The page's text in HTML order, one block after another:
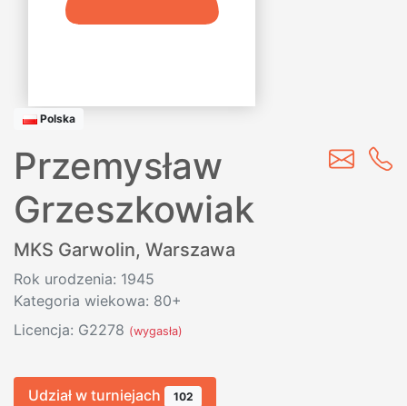
Polska
Przemysław
Grzeszkowiak
MKS Garwolin, Warszawa
Rok urodzenia: 1945
Kategoria wiekowa: 80+
Licencja: G2278 (wygasła)
Udział w turniejach 102